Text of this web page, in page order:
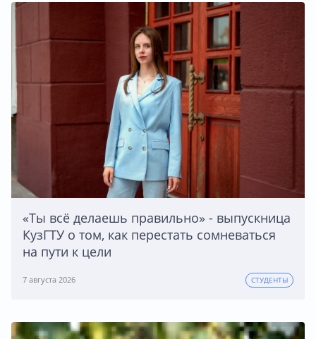
«Ты всё делаешь правильно» - выпускница
КузГТУ о том, как перестать сомневаться
на пути к цели
7 августа 2026 СТУДЕНТЫ